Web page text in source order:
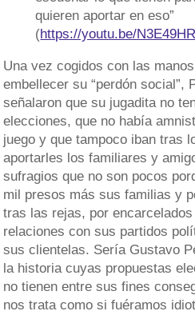
quieren aportar en eso”
(https://youtu.be/
Una vez cogidos con las
embellecer su “perdón social”,
señalaron que su jugadita no
elecciones, que no había
juego y que tampoco iban tras
aportarles los familiares y
sufragios que no son pocos
mil presos más sus familias y
tras las rejas, por
relaciones con sus partidos
sus clientelas. Sería Gustavo
la historia cuyas propuestas
no tienen entre sus fines
nos trata como si fuéramos